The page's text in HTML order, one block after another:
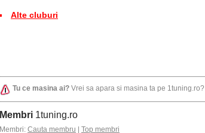
Alte cluburi
Tu ce masina ai? Vrei sa apara si masina ta pe 1tuning.ro?
Membri 1tuning.ro
Membri: Cauta membru Top membri